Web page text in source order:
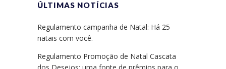
ÚLTIMAS NOTÍCIAS
Regulamento campanha de Natal: Há 25
natais com você.
Regulamento Promoção de Natal Cascata